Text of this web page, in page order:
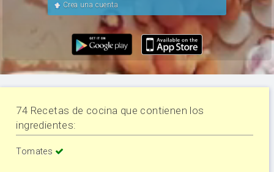
Crea una cuenta
74 Recetas de cocina que contienen los
ingredientes:
Tomates